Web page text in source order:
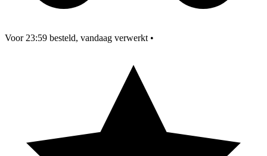
Voor 23:59 besteld, vandaag verwerkt •